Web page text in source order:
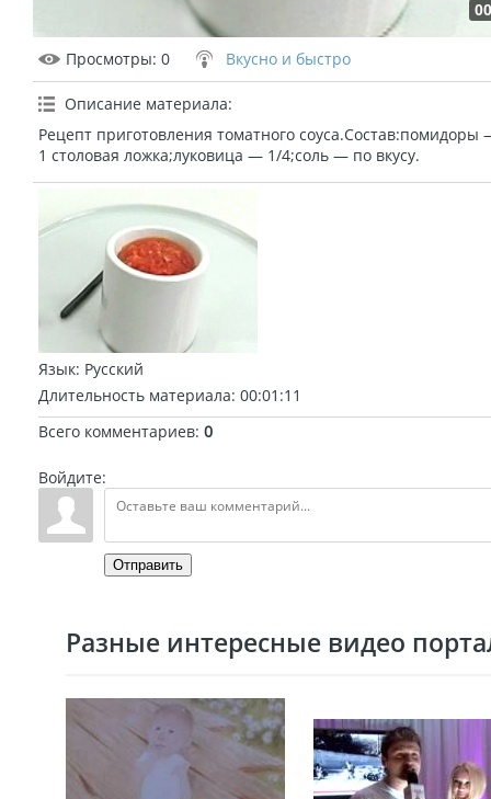
Просмотры: 0 Вкусно и быстро
Описание материала:
Рецепт приготовления томатного
1 столовая ложка;луковица — 1/4;соль — по вкусу.
Язык: Русский
Длительность материала: 00:01:11
Всего комментариев: 0
Войдите:
Отправить
Разные интересные видео